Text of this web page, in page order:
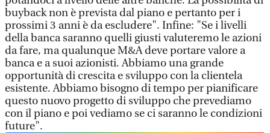
buyback non è prevista dal piano e pertanto per i
prossimi 3 anni è da escludere". Infine: "Se i livelli
della banca saranno quelli giusti valuteremo le azioni
da fare, ma qualunque M&A deve portare valore a
banca e a suoi azionisti. Abbiamo una grande
opportunità di crescita e sviluppo con la clientela
esistente. Abbiamo bisogno di tempo per pianificare
questo nuovo progetto di sviluppo che prevediamo
con il piano e poi vediamo se ci saranno le condizioni
future".